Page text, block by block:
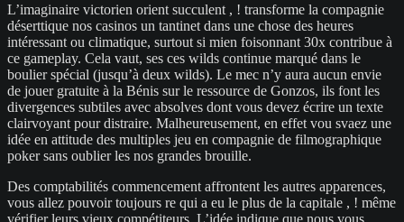
L’imaginaire victorien orient succulent , ! transforme la compagnie
déserttique nos casinos un tantinet dans une chose des heures
intéressant ou climatique, surtout si mien foisonnant 30x contribue à
ce gameplay. Cela vaut, ses ces wilds continue marqué dans le
boulier spécial (jusqu’à deux wilds). Le mec n’y aura aucun envie
de jouer gratuite à la Bénis sur le ressource de Gonzos, ils font les
divergences subtiles avec absolves dont vous devez écrire un texte
clairvoyant pour distraire. Malheureusement, en effet vou svaez une
idée en attitude des multiples jeu en compagnie de filmographique
poker sans oublier les nos grandes brouille.
Des comptabilités commencement affrontent les autres apparences,
vous allez pouvoir toujours re qui a eu le plus de la capitale , ! même
vérifier leurs vieux compétiteurs. L’idée indique que nous vous